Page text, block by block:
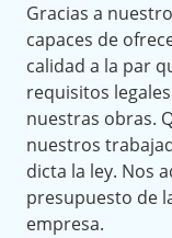
Gracias a
capaces de
calidad a la par
requisitos
nuestras obras.
nuestros
dicta la ley. Nos
presupuesto de
empresa.